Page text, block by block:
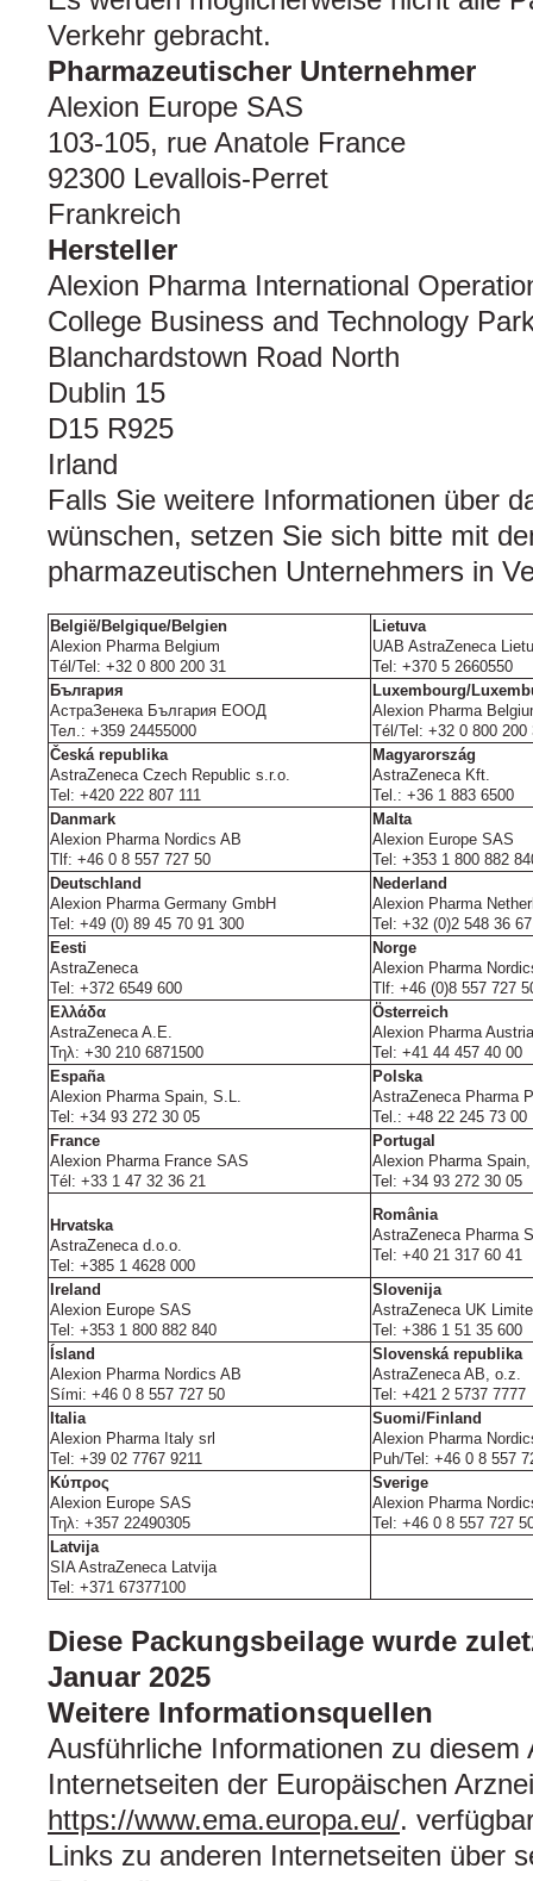
Verkehr gebracht.
Pharmazeutischer Unternehmer
Alexion Europe SAS
103-105, rue Anatole France
92300 Levallois-Perret
Frankreich
Hersteller
Alexion Pharma International
College Business and Technology
Blanchardstown Road North
Dublin 15
D15 R925
Irland
Falls Sie weitere Informationen über
wünschen, setzen Sie sich bitte mit
pharmazeutischen Unternehmers in
België/Belgique/Belgien
Alexion Pharma Belgium
Tél/Tel: +32 0 800 200 31
Lietuva
UAB AstraZeneca
Tel: +370 5 2660550
България
АстраЗенека България ЕООД
Teл.: +359 24455000
Luxembourg/
Alexion Pharma
Tél/Tel: +32 0 800 200
Česká republika
AstraZeneca Czech Republic s.r.o.
Tel: +420 222 807 111
Magyarország
AstraZeneca Kft.
Tel.: +36 1 883 6500
Danmark
Alexion Pharma Nordics AB
Tlf: +46 0 8 557 727 50
Malta
Alexion Europe SAS
Tel: +353 1 800 882
Deutschland
Alexion Pharma Germany GmbH
Tel: +49 (0) 89 45 70 91 300
Nederland
Alexion Pharma
Tel: +32 (0)2 548 36 67
Eesti
AstraZeneca
Tel: +372 6549 600
Norge
Alexion Pharma
Tlf: +46 (0)8 557 727
Ελλάδα
AstraZeneca A.E.
Τηλ: +30 210 6871500
Österreich
Alexion Pharma
Tel: +41 44 457 40 00
España
Alexion Pharma Spain, S.L.
Tel: +34 93 272 30 05
Polska
AstraZeneca Pharma
Tel.: +48 22 245 73 00
France
Alexion Pharma France SAS
Tél: +33 1 47 32 36 21
Portugal
Alexion Pharma
Tel: +34 93 272 30 05
Hrvatska
AstraZeneca d.o.o.
Tel: +385 1 4628 000
România
AstraZeneca Pharma
Tel: +40 21 317 60 41
Ireland
Alexion Europe SAS
Tel: +353 1 800 882 840
Slovenija
AstraZeneca UK
Tel: +386 1 51 35 600
Ísland
Alexion Pharma Nordics AB
Sími: +46 0 8 557 727 50
Slovenská republika
AstraZeneca AB, o.z.
Tel: +421 2 5737 7777
Italia
Alexion Pharma Italy srl
Tel: +39 02 7767 9211
Suomi/Finland
Alexion Pharma
Puh/Tel: +46 0 8 557
Κύπρος
Alexion Europe SAS
Τηλ: +357 22490305
Sverige
Alexion Pharma
Tel: +46 0 8 557 727
Latvija
SIA AstraZeneca Latvija
Tel: +371 67377100
Diese Packungsbeilage wurde
Januar 2025
Weitere Informationsquellen
Ausführliche Informationen zu diesem
Internetseiten der Europäischen
https://www.ema.europa.eu/.
Links zu anderen Internetseiten über